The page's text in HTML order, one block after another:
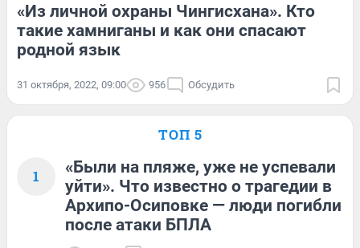
«Из личной охраны Чингисхана». Кто
такие хамниганы и как они спасают
родной язык
31 октября, 2022, 09:00 956 Обсудить
ТОП 5
1
«Были на пляже, уже не успевали
уйти». Что известно о трагедии в
Архипо-Осиповке — люди погибли
после атаки БПЛА